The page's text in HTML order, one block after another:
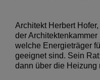
Architekt Herbert
der
welche Energieträger
geeignet sind. Sein
dann über die Heizung